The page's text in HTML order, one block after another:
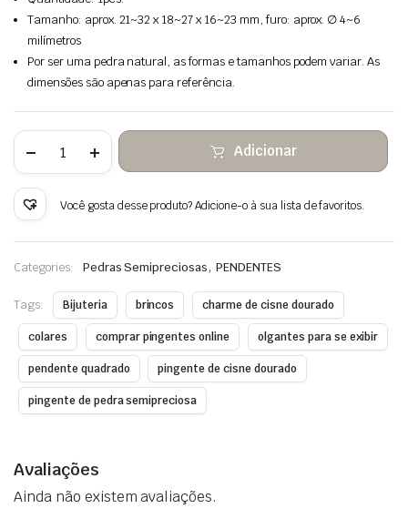
Tamanho: aprox. 21~32 x 18~27 x 16~23 mm, furo: aprox. ∅ 4~6
milímetros
Por ser uma pedra natural, as formas e tamanhos podem variar. As
dimensões são apenas para referência.
Quantidade
Pedra
cisne
dourado
embrulhado
fio
de
cobre
Adicionar
Você gosta desse produto? Adicione-o à sua lista de favoritos.
Categories: Pedras Semipreciosas,PENDENTES
Tags: Bijuteria brincos charme de cisne dourado
colares comprar pingentes online olgantes para se exibir
pendente quadrado pingente de cisne dourado
pingente de pedra semipreciosa
Avaliações
Ainda não existem avaliações.